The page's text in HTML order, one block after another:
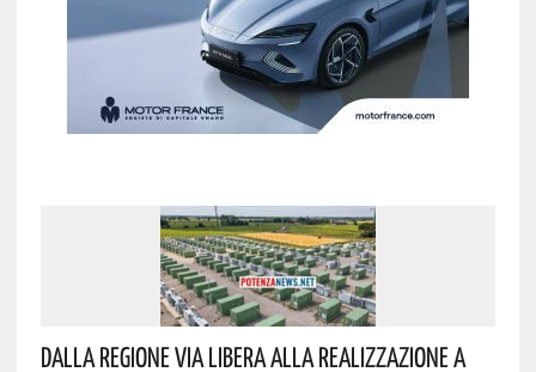
Dalla Regione Via Libera Alla Realizzazione A